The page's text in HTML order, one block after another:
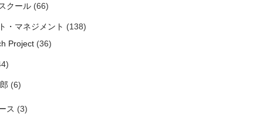
クール(66)
・マネジメント (138)
Project(36)
(6)
ス (3)